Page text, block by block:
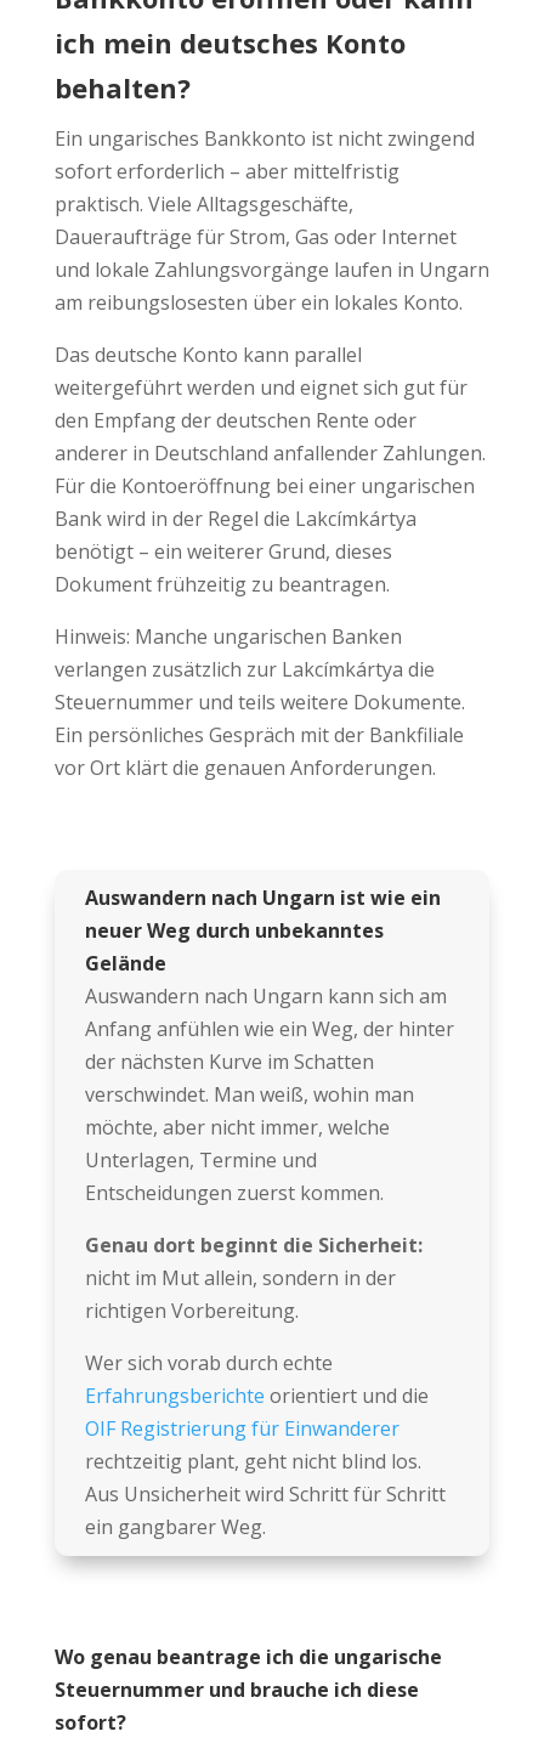
ich mein deutsches Konto
behalten?
Ein ungarisches Bankkonto ist nicht zwingend
sofort erforderlich – aber mittelfristig
praktisch. Viele Alltagsgeschäfte,
Daueraufträge für Strom, Gas oder Internet
und lokale Zahlungsvorgänge laufen in Ungarn
am reibungslosesten über ein lokales Konto.
Das deutsche Konto kann parallel
weitergeführt werden und eignet sich gut für
den Empfang der deutschen Rente oder
anderer in Deutschland anfallender Zahlungen.
Für die Kontoeröffnung bei einer ungarischen
Bank wird in der Regel die Lakcímkártya
benötigt – ein weiterer Grund, dieses
Dokument frühzeitig zu beantragen.
Hinweis: Manche ungarischen Banken
verlangen zusätzlich zur Lakcímkártya die
Steuernummer und teils weitere Dokumente.
Ein persönliches Gespräch mit der Bankfiliale
vor Ort klärt die genauen Anforderungen.
Auswandern nach Ungarn ist wie ein
neuer Weg durch unbekanntes
Gelände
Auswandern nach Ungarn kann sich am
Anfang anfühlen wie ein Weg, der hinter
der nächsten Kurve im Schatten
verschwindet. Man weiß, wohin man
möchte, aber nicht immer, welche
Unterlagen, Termine und
Entscheidungen zuerst kommen.
Genau dort beginnt die Sicherheit:
nicht im Mut allein, sondern in der
richtigen Vorbereitung.
Wer sich vorab durch echte
Erfahrungsberichte orientiert und die
OIF Registrierung für Einwanderer
rechtzeitig plant, geht nicht blind los.
Aus Unsicherheit wird Schritt für Schritt
ein gangbarer Weg.
Wo genau beantrage ich die ungarische
Steuernummer und brauche ich diese
sofort?